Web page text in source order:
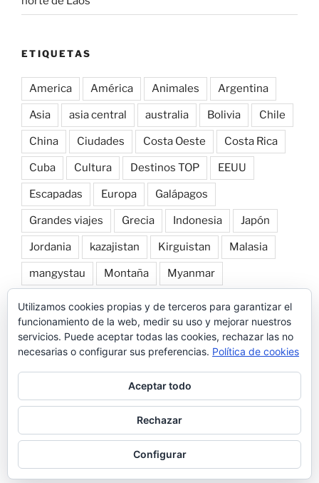
ETIQUETAS
America América Animales Argentina
Asia asia central australia Bolivia Chile
China Ciudades Costa Oeste Costa Rica
Cuba Cultura Destinos TOP EEUU
Escapadas Europa Galápagos
Grandes viajes Grecia Indonesia Japón
Jordania kazajistan Kirguistan Malasia
mangystau Montaña Myanmar
Patagonia Perú Playa Roadtrip por Europa
Snorkel Tailandia Transportes Trekking
Funciona gracias a WordPress
Utilizamos cookies propias y de terceros para garantizar el
funcionamiento de la web, medir su uso y mejorar nuestros
servicios. Puede aceptar todas las cookies, rechazar las no
necesarias o configurar sus preferencias. Política de cookies
Aceptar todo
Rechazar
Configurar